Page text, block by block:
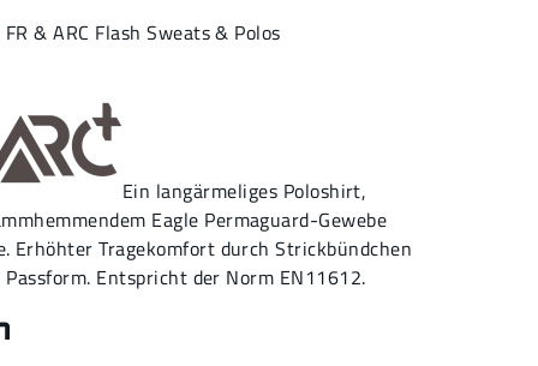
FR & ARC Flash Sweats & Polos
Ein langärmeliges Poloshirt,
Eagle Permaguard-Gewebe
Erhöhter Tragekomfort durch Strickbündchen
Entspricht der Norm EN11612.